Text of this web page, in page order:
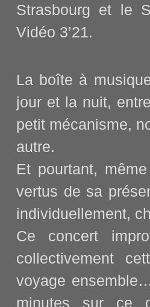
Strasbourg et le
Vidéo 3’21.
La boîte à
jour et la nuit,
petit mécanisme,
autre.
Et pourtant,
vertus de sa
individuellement,
Ce concert
collectivement
voyage ensemble
minutes sur ce